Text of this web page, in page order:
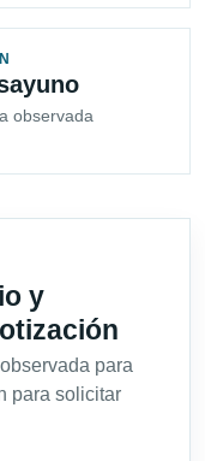
observada
y
para
para solicitar